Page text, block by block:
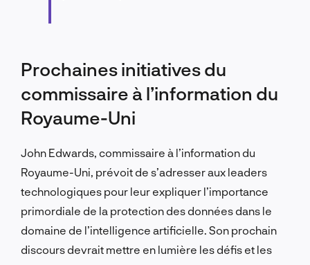
Prochaines initiatives du
commissaire à l’information du
Royaume-Uni
John Edwards, commissaire à l’information du
Royaume-Uni, prévoit de s’adresser aux leaders
technologiques pour leur expliquer l’importance
primordiale de la protection des données dans le
domaine de l’intelligence artificielle. Son prochain
discours devrait mettre en lumière les défis et les